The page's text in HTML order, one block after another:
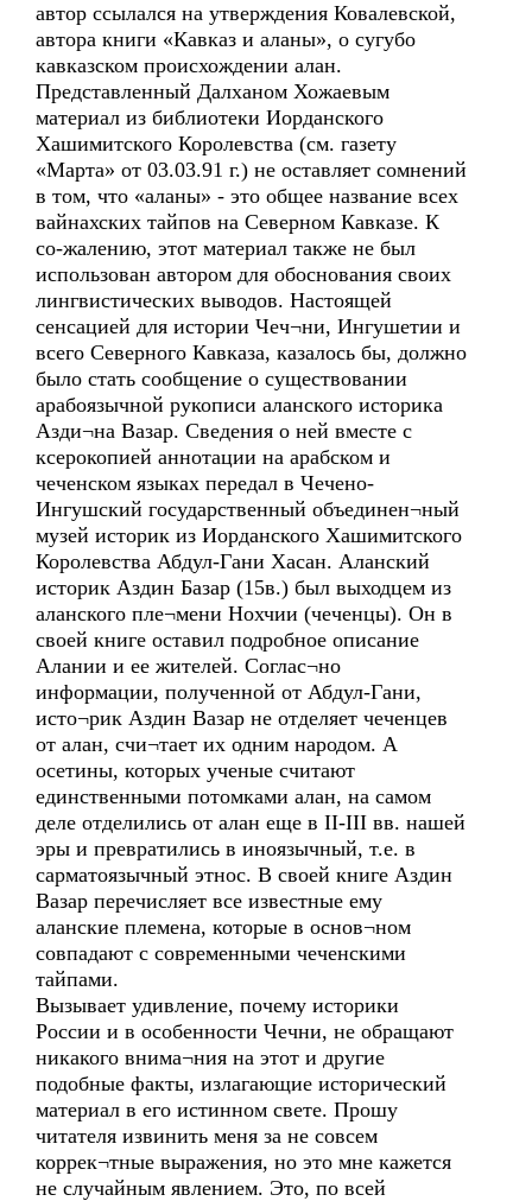
автор ссылался на утверждения Ковалевской,
автора книги «Кавказ и аланы», о сугубо
кавказском происхождении алан.
Представленный Далханом Хожаевым
материал из библиотеки Иорданского
Хашимитского Королевства (см. газету
«Марта» от 03.03.91 г.) не оставляет сомнений
в том, что «аланы» - это общее название всех
вайнахских тайпов на Северном Кавказе. К
со-жалению, этот материал также не был
использован автором для обоснования своих
лингвистических выводов. Настоящей
сенсацией для истории Чеч¬ни, Ингушетии и
всего Северного Кавказа, казалось бы, должно
было стать сообщение о существовании
арабоязычной рукописи аланского историка
Азди¬на Вазар. Сведения о ней вместе с
ксерокопией аннотации на арабском и
чеченском языках передал в Чечено-
Ингушский государственный объединен¬ный
музей историк из Иорданского Хашимитского
Королевства Абдул-Гани Хасан. Аланский
историк Аздин Базар (15в.) был выходцем из
аланского пле¬мени Нохчии (чеченцы). Он в
своей книге оставил подробное описание
Алании и ее жителей. Соглас¬но
информации, полученной от Абдул-Гани,
исто¬рик Аздин Вазар не отделяет чеченцев
от алан, счи¬тает их одним народом. А
осетины, которых ученые считают
единственными потомками алан, на самом
деле отделились от алан еще в II-III вв. нашей
эры и превратились в иноязычный, т.е. в
сарматоязычный этнос. В своей книге Аздин
Вазар перечисляет все известные ему
аланские племена, которые в основ¬ном
совпадают с современными чеченскими
тайпами.
Вызывает удивление, почему историки
России и в особенности Чечни, не обращают
никакого внима¬ния на этот и другие
подобные факты, излагающие исторический
материал в его истинном свете. Прошу
читателя извинить меня за не совсем
коррек¬тные выражения, но это мне кажется
не случайным явлением. Это, по всей